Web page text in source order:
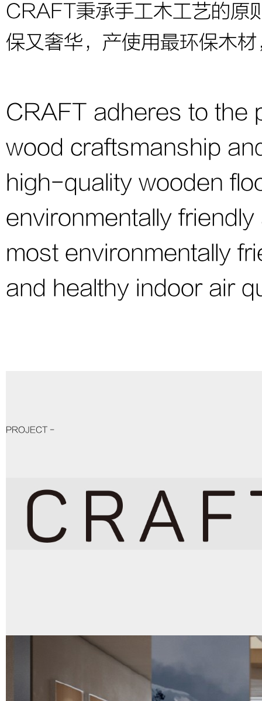
CRAFT秉承手工木工艺的原
保又奢华，产使用最环保木
CRAFT adheres to the
wood craftsmanship
high-quality wooden
environmentally
most environmentally
and healthy indoor air
PROJECT -